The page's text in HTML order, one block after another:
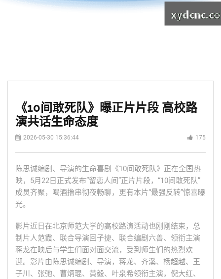
《10间敢死队》曝正片片段 高校路
演共话生命态度
2026-05-30 15:36:44 175
陈思诚编剧、导演的生命喜剧《10间敢死队》正在全国热
映，5月22日正式发布“留恋人间”正片片段，“10间敢死队”
成员齐聚，喝酒撸串彻夜畅聊，更有本片“最强反转”惊喜曝
光。
影片近日在北京师范大学的高校路演活动也刚刚结束，总
制片人范霞、联合导演回子捷、联合编剧六兽、领衔主演
蒋龙在映后与学生们面对面交流，受到师生们的热烈欢
迎。影片由陈思诚编剧、导演，蒋龙、齐溪、杨超越、王
子川、张弛、曹炳琨、黄毅、叶泉希领衔主演，倪大红、